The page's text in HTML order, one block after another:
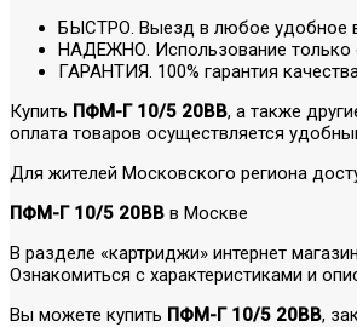
БЫСТРО. Выезд в любое удобное
НАДЕЖНО. Использование только
ГАРАНТИЯ. 100% гарантия
Купить ПФМ-Г 10/5 20BB, а также
оплата товаров осуществляется
Для жителей Московского региона
ПФМ-Г 10/5 20BB в Москве
В разделе «картриджи» интернет
Ознакомиться с характеристиками и
Вы можете купить ПФМ-Г 10/5 20BB,